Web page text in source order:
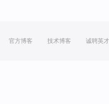
官方博客 技术博客 诚聘英才